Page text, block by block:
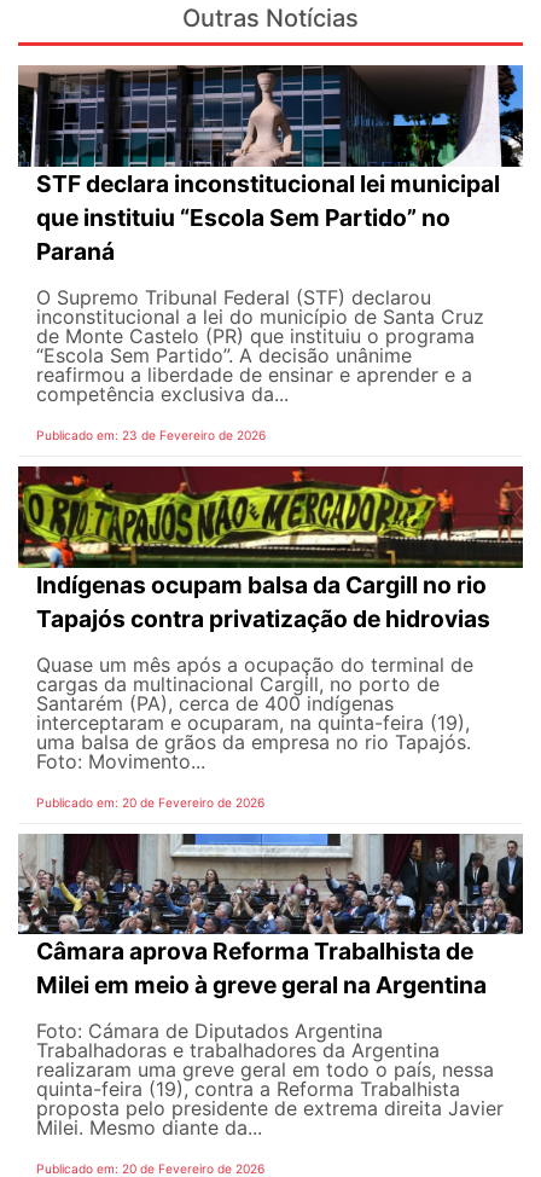
Outras Notícias
STF declara inconstitucional lei municipal
que instituiu “Escola Sem Partido” no
Paraná
O Supremo Tribunal Federal (STF) declarou
inconstitucional a lei do município de Santa Cruz
de Monte Castelo (PR) que instituiu o programa
“Escola Sem Partido”. A decisão unânime
reafirmou a liberdade de ensinar e aprender e a
competência exclusiva da...
Publicado em: 23 de Fevereiro de 2026
Indígenas ocupam balsa da Cargill no rio
Tapajós contra privatização de hidrovias
Quase um mês após a ocupação do terminal de
cargas da multinacional Cargill, no porto de
Santarém (PA), cerca de 400 indígenas
interceptaram e ocuparam, na quinta-feira (19),
uma balsa de grãos da empresa no rio Tapajós.
Foto: Movimento...
Publicado em: 20 de Fevereiro de 2026
Câmara aprova Reforma Trabalhista de
Milei em meio à greve geral na Argentina
Foto: Cámara de Diputados Argentina
Trabalhadoras e trabalhadores da Argentina
realizaram uma greve geral em todo o país, nessa
quinta-feira (19), contra a Reforma Trabalhista
proposta pelo presidente de extrema direita Javier
Milei. Mesmo diante da...
Publicado em: 20 de Fevereiro de 2026